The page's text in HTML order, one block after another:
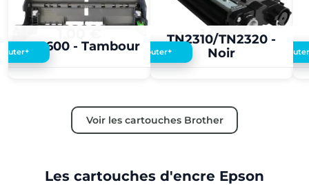
DR3600 - Tambour
+
TN2310/TN2320 -
Noir
1,00 €
Ajouter+
Voir les cartouches Brother
Les cartouches d'encre Epson